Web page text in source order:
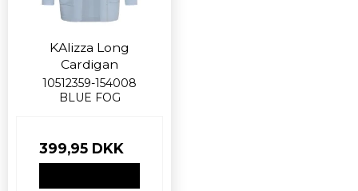
KAlizza Long
Cardigan
10512359-154008
BLUE FOG
399,95 DKK